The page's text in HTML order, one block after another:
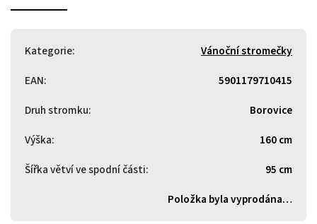
Kategorie:
Vánoční stromečky
EAN:
5901179710415
Druh stromku:
Borovice
Výška:
160 cm
Šířka větví ve spodní části:
95 cm
Položka byla vyprodána…